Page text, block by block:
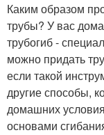
Каким образом
трубы? У вас
трубогиб -
можно придать
если такой
другие способы,
домашних
основами